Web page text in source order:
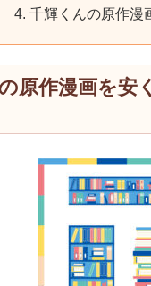
千輝くんの原作漫
原作漫画を安